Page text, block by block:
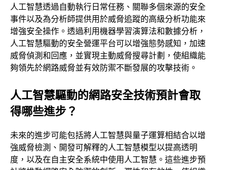
人工智慧透過自動執行日常任務、關聯多個來源的安全
事件以及為分析師提供用於威脅追蹤的高級分析功能來
增強安全操作。透過利用機器學習演算法和數據分析，
人工智慧驅動的安全營運平台可以增強態勢感知，加速
威脅偵測和回應，並實現主動威脅搜尋計劃，使組織能
夠領先於網路威脅並有效防禦不斷發展的攻擊技術。
人工智慧驅動的網路安全技術預計會取
得哪些進步？
未來的進步可能包括將人工智慧與量子運算相結合以增
強威脅檢測、開發可解釋的人工智慧模型以提高透明
度，以及在自主安全系統中使用人工智慧。這些進步預